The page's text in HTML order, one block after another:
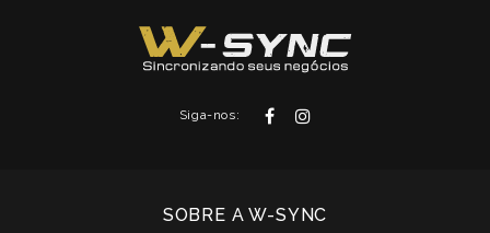
Siga-nos:
SOBRE A W-SYNC